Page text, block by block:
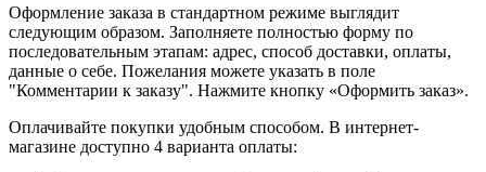
Оформление заказа в стандартном режиме выглядит
следующим образом. Заполняете полностью форму по
последовательным этапам: адрес, способ доставки, оплаты,
данные о себе. Пожелания можете указать в поле
"Комментарии к заказу". Нажмите кнопку «Оформить заказ».
Оплачивайте покупки удобным способом. В интернет-
магазине доступно 4 варианта оплаты: